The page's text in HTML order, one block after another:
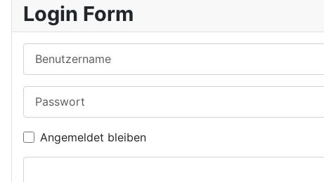
Login Form
Angemeldet bleiben